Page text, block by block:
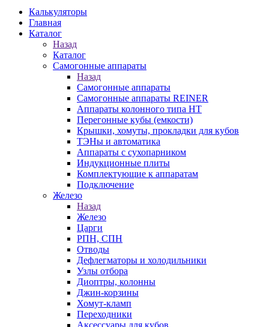
Калькуляторы
Главная
Каталог
Назад
Каталог
Самогонные аппараты
Назад
Самогонные аппараты
Самогонные аппараты REINER
Аппараты колонного типа НТ
Перегонные кубы (емкости)
Крышки, хомуты, прокладки для кубов
ТЭНы и автоматика
Аппараты с сухопарником
Индукционные плиты
Комплектующие к аппаратам
Подключение
Железо
Назад
Железо
Царги
РПН, СПН
Отводы
Дефлегматоры и холодильники
Узлы отбора
Диоптры, колонны
Джин-корзины
Хомут-кламп
Переходники
Аксессуары для кубов